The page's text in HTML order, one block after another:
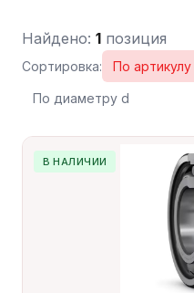
Найдено: 1 позиция
Сортировка: По
По диаметру d
В НАЛИЧИИ